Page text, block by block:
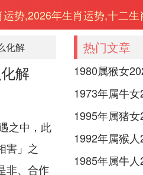
运势,2026年生肖运势,十二
化解
解
之中，此
害」之
非、合作
热门文章